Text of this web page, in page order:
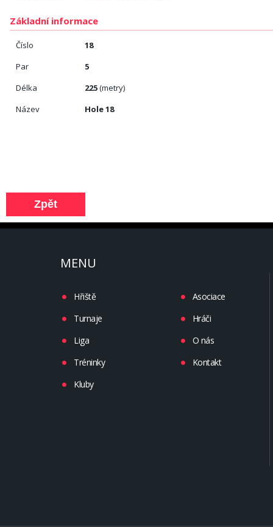
Základní informace
Číslo
18
Par
5
Délka
225(metry)
Název
Hole 18
MENU
Hřiště
Turnaje
Liga
Tréninky
Kluby
Asociace
Hráči
O nás
Kontakt